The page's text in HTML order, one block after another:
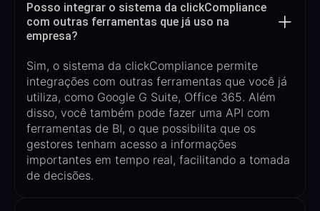
Posso integrar o sistema da clickCompliance
com outras ferramentas que já uso na
empresa?
Sim, o sistema da clickCompliance permite
integrações com outras ferramentas que você já
utiliza, como Google G Suite, Office 365. Além
disso, você também pode fazer uma API com
ferramentas de BI, o que possibilita que os
gestores tenham acesso a informações
importantes em tempo real, facilitando a tomada
de decisões.